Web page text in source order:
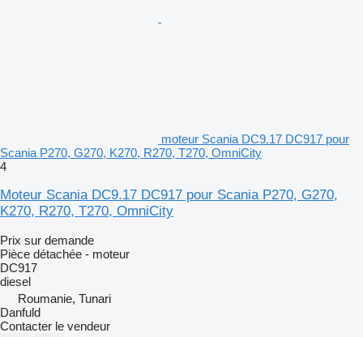
moteur Scania DC9.17 DC917 pour
Scania P270, G270, K270, R270, T270, OmniCity
4
Moteur Scania DC9.17 DC917 pour Scania P270, G270,
K270, R270, T270, OmniCity
Prix sur demande
Pièce détachée - moteur
DC917
diesel
Roumanie, Tunari
Danfuld
Contacter le vendeur